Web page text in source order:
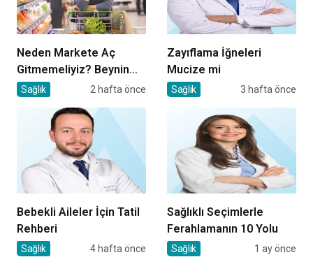
Neden Markete Aç
Gitmemeliyiz? Beynin
Satın Alma Psikolojisi
Sağlık 2 hafta önce
Zayıflama İğneleri
Mucize mi
Sağlık 3 hafta önce
Bebekli Aileler İçin Tatil
Rehberi
Sağlık 4 hafta önce
Sağlıklı Seçimlerle
Ferahlamanın 10 Yolu
Sağlık 1 ay önce